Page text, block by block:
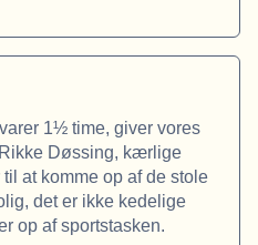
1½ time, giver vores
Døssing, kærlige
at komme op af de stole
det er ikke kedelige
op af sportstasken.